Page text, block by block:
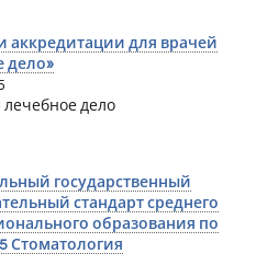
аккредитации для врачей
дело»
дело
государственный
стандарт среднего
образования по
Стоматология